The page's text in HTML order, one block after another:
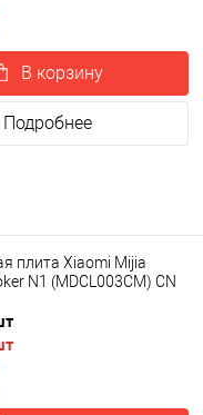
В корзину
Подробнее
плита Xiaomi Mijia
N1 (MDCL003CM) CN